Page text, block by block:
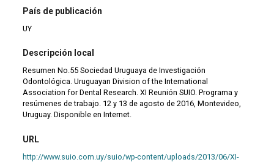
País de publicación
UY
Descripción local
Resumen No.55 Sociedad Uruguaya de Investigación
Odontológica. Uruguayan Division of the International
Association for Dental Research. XI Reunión SUIO. Programa y
resúmenes de trabajo. 12 y 13 de agosto de 2016, Montevideo,
Uruguay. Disponible en Internet.
URL
http://www.suio.com.uy/suio/wp-content/uploads/2013/06/XI-